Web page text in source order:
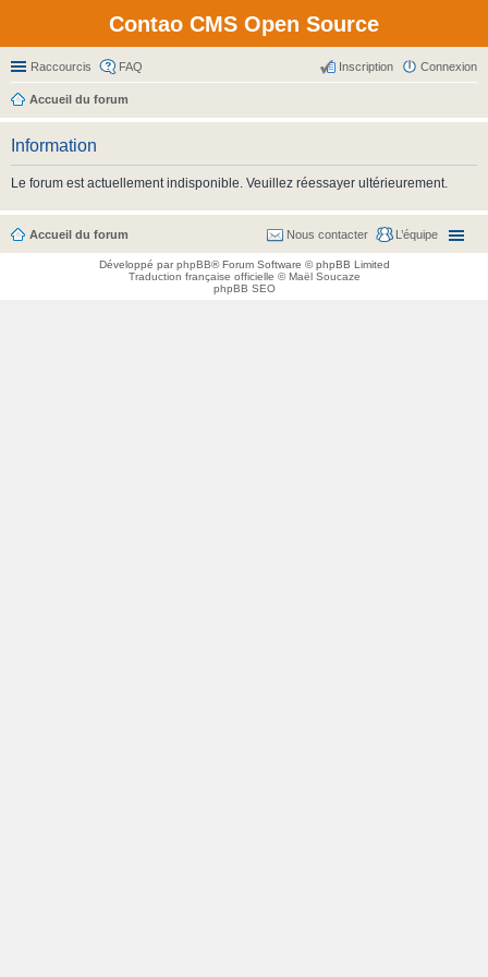
Contao CMS Open Source
Raccourcis FAQ Connexion
Inscription
Accueil du forum
Information
Le forum est actuellement indisponible. Veuillez réessayer ultérieurement.
Accueil du forum L’équipe
Nous contacter
Développé parphpBB® Forum Software © phpBB Limited
Traduction française officielle ©Maël Soucaze
phpBB SEO